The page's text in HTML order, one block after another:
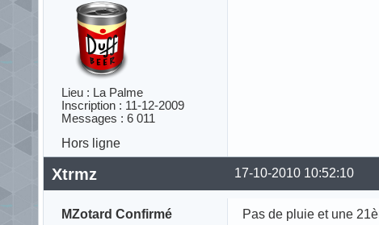
Lieu : La Palme
Inscription : 11-12-2009
Messages : 6 011
Hors ligne
17-10-2010 10:52:10
Xtrmz
MZotard Confirmé
Pas de pluie et une